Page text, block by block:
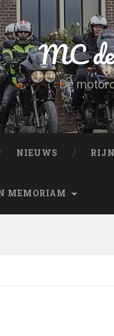
MC
De
NIEUWS
MEMORIAM